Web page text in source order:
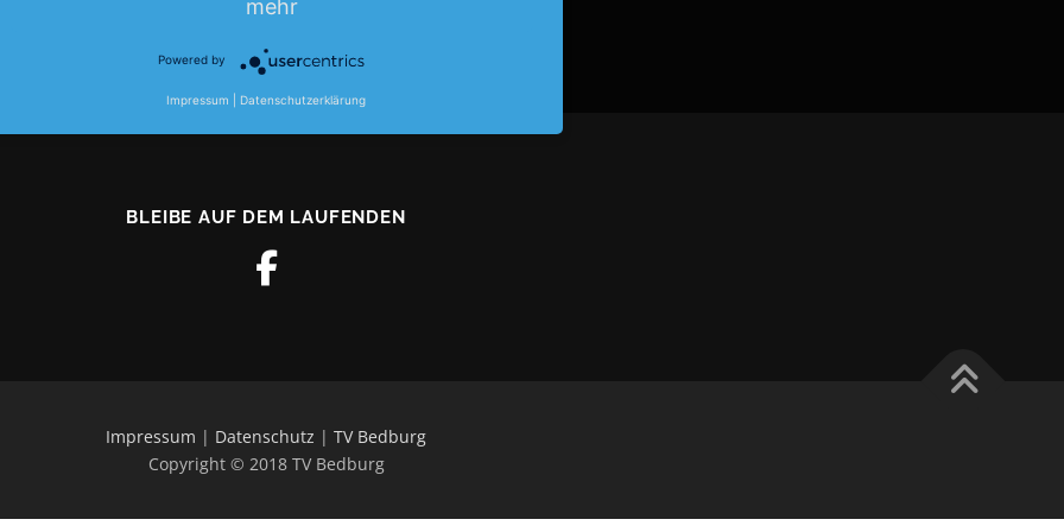
BLEIBE AUF DEM LAUFENDEN
Impressum | Datenschutz | TV Bedburg
Copyright © 2018 TV Bedburg
mehr
Powered by
Impressum Datenschutzerklärung